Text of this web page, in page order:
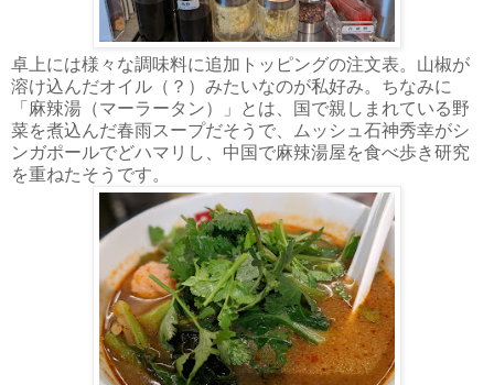
卓上には様々な調味料に追加トッピングの注文表。山椒が
溶け込んだオイル（？）みたいなのが私好み。ちなみに
「麻辣湯（マーラータン）」とは、国で親しまれている野
菜を煮込んだ春雨スープだそうで、ムッシュ石神秀幸がシ
ンガポールでどハマリし、中国で麻辣湯屋を食べ歩き研究
を重ねたそうです。